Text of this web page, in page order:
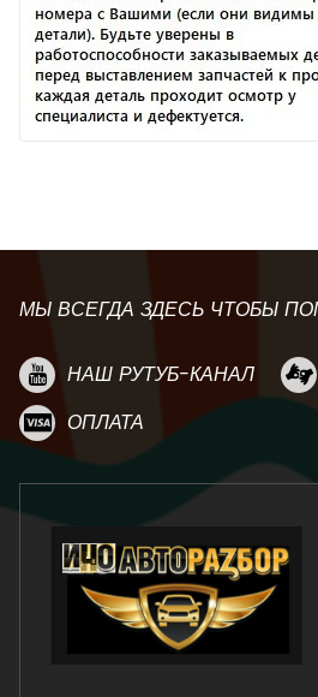
МЫ ВСЕГДА ЗДЕСЬ ЧТОБЫ
НАШ РУТУБ-КАНАЛ
ОПЛАТА